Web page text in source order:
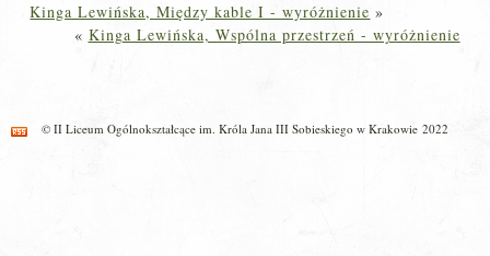
Kinga Lewińska, Między kable I - wyróżnienie »
« Kinga Lewińska, Wspólna przestrzeń - wyróżnienie
© II Liceum Ogólnokształcące im. Króla Jana III Sobieskiego w Krakowie 2022